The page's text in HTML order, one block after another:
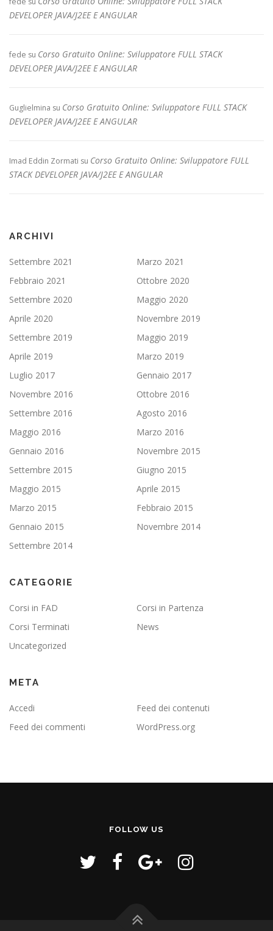
DEVELOPER JAVA/J2EE E ANGULAR
fede su Corso Gratuito Online: Sviluppatore FULL STACK
DEVELOPER JAVA/J2EE E ANGULAR
Guglielmina su Corso Gratuito Online: Sviluppatore FULL STACK
DEVELOPER JAVA/J2EE E ANGULAR
Imad Eddin Zormati su Corso Gratuito Online: Sviluppatore FULL
STACK DEVELOPER JAVA/J2EE E ANGULAR
ARCHIVI
Settembre 2021
Marzo 2021
Febbraio 2021
Ottobre 2020
Settembre 2020
Maggio 2020
Aprile 2020
Novembre 2019
Settembre 2019
Maggio 2019
Aprile 2019
Marzo 2019
Luglio 2017
Gennaio 2017
Novembre 2016
Ottobre 2016
Settembre 2016
Agosto 2016
Maggio 2016
Marzo 2016
Gennaio 2016
Novembre 2015
Settembre 2015
Giugno 2015
Maggio 2015
Aprile 2015
Marzo 2015
Febbraio 2015
Gennaio 2015
Novembre 2014
Settembre 2014
CATEGORIE
Corsi in FAD
Corsi in Partenza
Corsi Terminati
News
Uncategorized
META
Accedi
Feed dei contenuti
Feed dei commenti
WordPress.org
FOLLOW US